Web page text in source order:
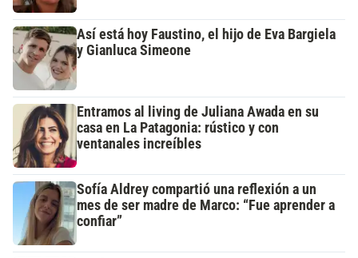
Así está hoy Faustino, el hijo de Eva Bargiela
y Gianluca Simeone
Entramos al living de Juliana Awada en su
casa en La Patagonia: rústico y con
ventanales increíbles
Sofía Aldrey compartió una reflexión a un
mes de ser madre de Marco: “Fue aprender a
confiar”